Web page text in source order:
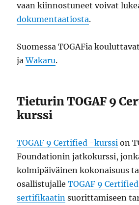
vaan kiinnostuneet voivat
dokumentaatiosta.
Suomessa TOGAFia
jaWakaru.
Tieturin TOGAF 9
kurssi
TOGAF 9 Certified -kurssi on
Foundationin jatkokurssi,
kolmipäiväinen kokonaisuus
osallistujalleTOGAF 9
sertifikaatin suorittamiseen